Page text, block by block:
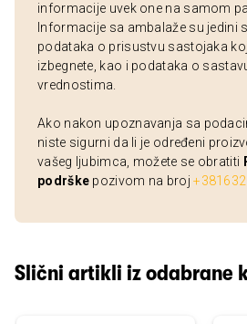
informacije uvek one na samom
Informacije sa ambalaže su jedini
podataka o prisustvu sastojaka
izbegnete, kao i podataka o
vrednostima.
Ako nakon upoznavanja sa
niste sigurni da li je određeni
vašeg ljubimca, možete se obratiti
podrške pozivom na broj
Slični artikli iz odabrane